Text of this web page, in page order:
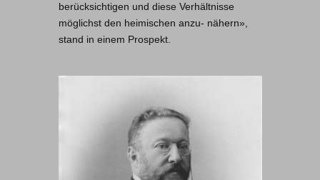
berücksichtigen und diese Verhältnisse
möglichst den heimischen anzu- nähern»,
stand in einem Prospekt.